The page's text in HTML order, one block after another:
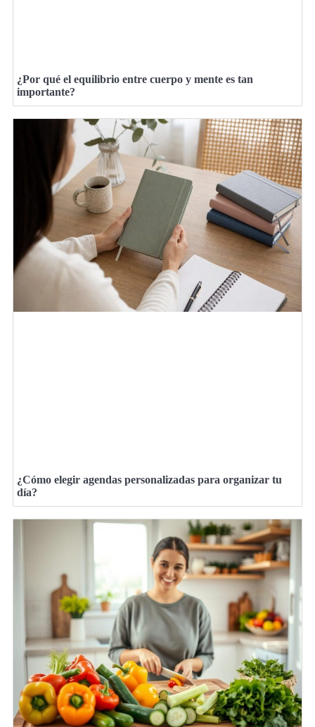
¿Por qué el equilibrio entre cuerpo y mente es tan
importante?
¿Cómo elegir agendas personalizadas para organizar tu
día?